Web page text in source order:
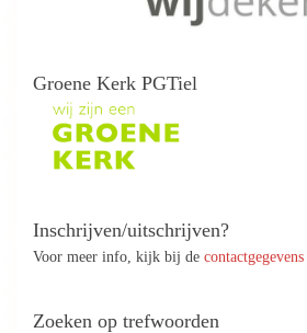
Groene Kerk PGTiel
Inschrijven/uitschrijven?
Voor meer info, kijk bij de contactgegevens
Zoeken op trefwoorden